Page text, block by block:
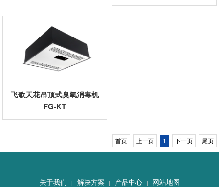
飞歌天花吊顶式臭氧消毒机
FG-KT
首页 上一页 1 下一页 尾页
关于我们 | 解决方案 | 产品中心 | 网站地图